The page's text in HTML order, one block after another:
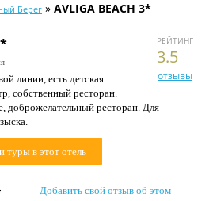
Берег » AVLIGA BEACH 3*
РЕЙТИНГ
3.5
отзывы
линии, есть детская
собственный ресторан.
доброжелательный ресторан. Для
туры в этот отель
Добавить свой отзыв об этом